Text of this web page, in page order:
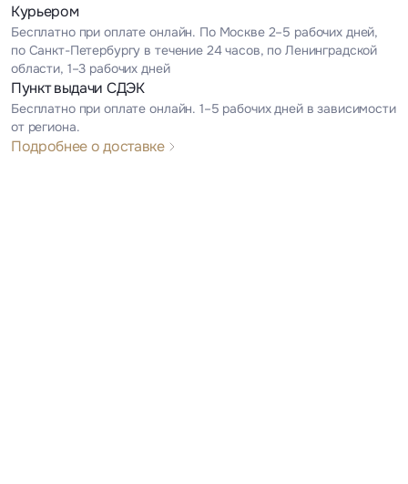
Курьером
Бесплатно при оплате онлайн. По Москве 2–5 рабочих дней,
по Санкт-Петербургу в течение 24 часов, по Ленинградской
области, 1–3 рабочих дней
Пункт выдачи СДЭК
Бесплатно при оплате онлайн. 1–5 рабочих дней в зависимости
от региона.
Подробнее о доставке